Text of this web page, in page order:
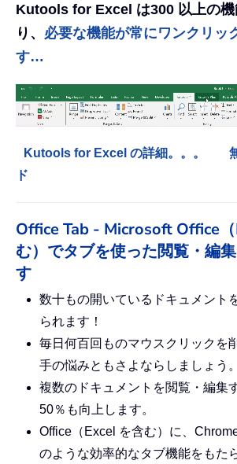
Kutools for Excel は300 以上の機
り、 必要な機能が常にワンクリッ
す…
Kutools for Excel の詳細。。。
ド
Office Tab - Microsoft Office
む）でタブを使った閲覧・編
す
数十もの開いているドキュメント
られます！
毎日何百回ものマウスクリックを
手の悩みともさよならしましょう。
複数のドキュメントを閲覧・編集
50％も向上します。
Office（Excel を含む）に、
のような効率的なタブ機能をもた